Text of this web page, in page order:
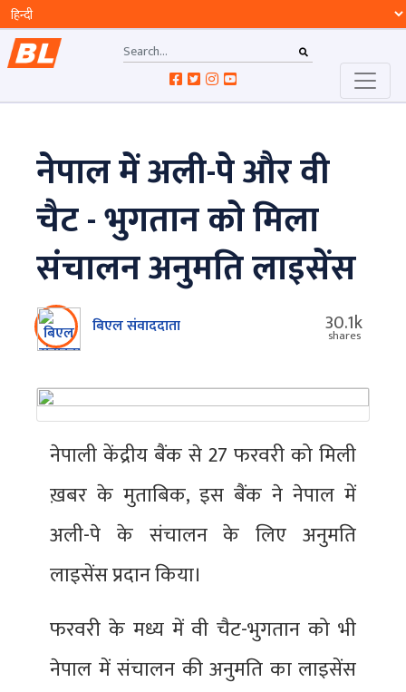
नेपाल में अली-पे और वी
चैट - भुगतान को मिला
संचालन अनुमति लाइसेंस
बिएल संवाददाता 30.1k
shares
नेपाली केंद्रीय बैंक से 27 फरवरी को मिली
ख़बर के मुताबिक, इस बैंक ने नेपाल में
अली-पे के संचालन के लिए अनुमति
लाइसेंस प्रदान किया।
फरवरी के मध्य में वी चैट-भुगतान को भी
नेपाल में संचालन की अनुमति का लाइसेंस